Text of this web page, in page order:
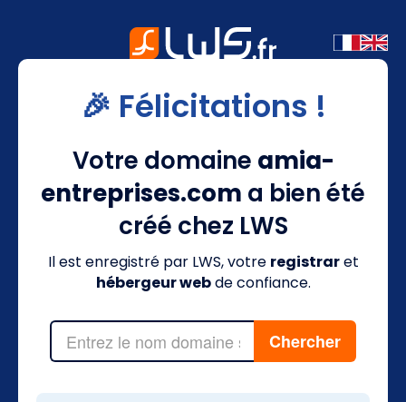
🎉 Félicitations !
Votre domaine amia-
entreprises.com a bien été
créé chez LWS
Il est enregistré par LWS, votre registraret
hébergeur webde confiance.